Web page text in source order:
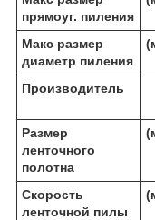
прямоуг. пиления
Макс размер
диаметр пиления
Производитель
Размер
ленточного
полотна
Скорость
ленточной пилы